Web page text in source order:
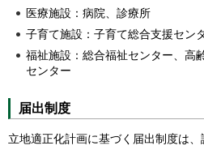
医療施設：病院、診療所
子育て施設：子育て総合支援セン
福祉施設：総合福祉センター、高
センター
届出制度
立地適正化計画に基づく届出制度は